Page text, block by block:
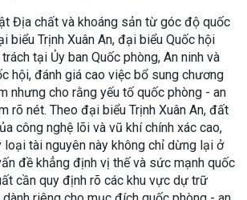
Địa chất và khoáng sản từ góc độ quốc
biểu Trịnh Xuân An, đại biểu Quốc hội
tại Ủy ban Quốc phòng, An ninh và
hội, đánh giá cao việc bổ sung chương
nhưng cho rằng yếu tố quốc phòng - an
rõ nét. Theo đại biểu Trịnh Xuân An, đất
công nghệ lõi và vũ khí chính xác cao,
tài nguyên này không chỉ dừng lại ở
đề khẳng định vị thế và sức mạnh quốc
cần quy định rõ các khu vực dự trữ